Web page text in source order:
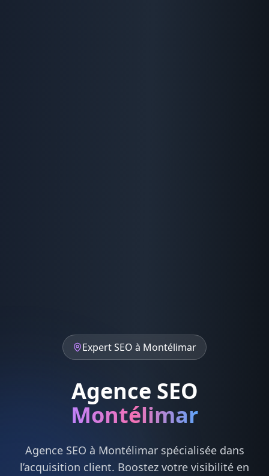
ExpertSEO à Montélimar
Agence SEO
Montélimar
Agence SEO à Montélimarspécialisée dans
l’acquisition client. Boostez votre visibilité en